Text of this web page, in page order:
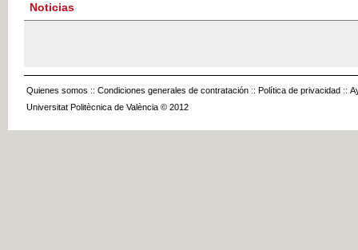
Noticias
Quienes somos :: Condiciones generales de contratación :: Política de privacidad ::
Universitat Politècnica de València © 2012